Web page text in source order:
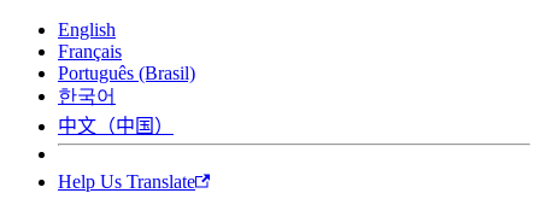
English
Français
Português (Brasil)
한국어
中文（中国）
Help Us Translate